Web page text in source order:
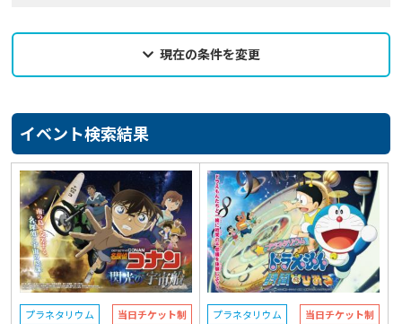
現在の条件を変更
カテゴリ
親子参加 選択なし
対象学年 どなたでも
予約 選択なし
参加費（入館料別途） 選択なし
イベント検索結果
プラネタリウム 当日チケット制 プラネタリウム 当日チケット制